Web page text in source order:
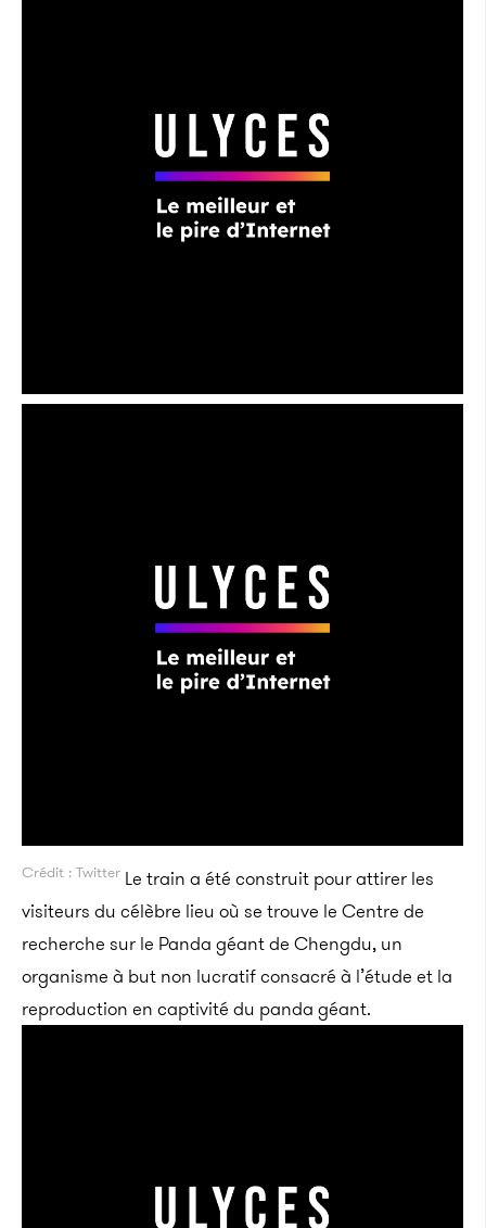
Crédit : Twitter Le train a été construit pour attirer les
visiteurs du célèbre lieu où se trouve le Centre de
recherche sur le Panda géant de Chengdu, un
organisme à but non lucratif consacré à l’étude et la
reproduction en captivité du panda géant.